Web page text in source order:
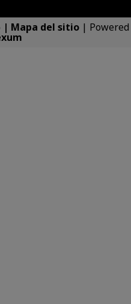
| Mapa del sitio| Powered